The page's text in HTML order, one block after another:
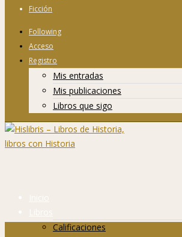
Ficción
Following
Acceso
Registro
Mis entradas
Mis publicaciones
Libros que sigo
Inicio
Libros
Calificaciones